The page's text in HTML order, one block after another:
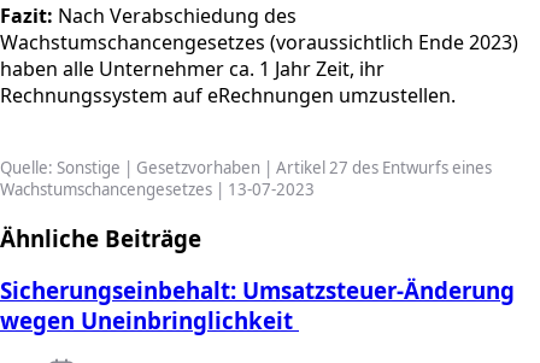
Fazit: Nach Verabschiedung des
Wachstumschancengesetzes (voraussichtlich Ende 2023)
haben alle Unternehmer ca. 1 Jahr Zeit, ihr
Rechnungssystem auf eRechnungen umzustellen.
Quelle: Sonstige | Gesetzvorhaben | Artikel 27 des Entwurfs eines
Wachstumschancengesetzes | 13-07-2023
Ähnliche Beiträge
Sicherungseinbehalt: Umsatzsteuer-Änderung
wegen Uneinbringlichkeit